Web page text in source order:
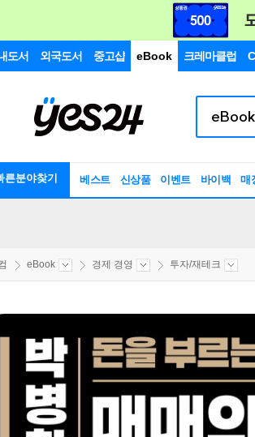
도서 외국도서 중고샵 eBook 크레마클럽
른분야찾기 베스트 신상품 이벤트 바이백 매
eBook 경제 경영 투자/재테크